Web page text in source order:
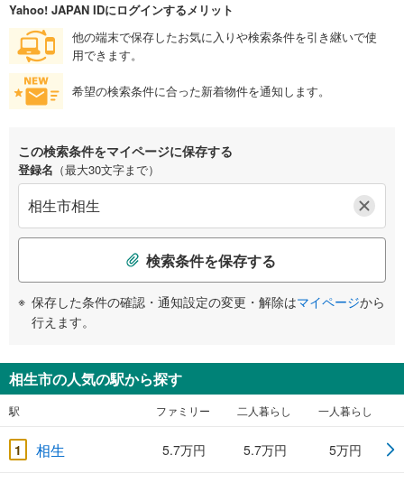
Yahoo! JAPAN IDにログインするメリット
他の端末で保存したお気に入りや検索条件を引き継いで使
用できます。
希望の検索条件に合った新着物件を通知します。
この検索条件をマイページに保存する
登録名 （最大30文字まで）
検索条件を保存する
保存した条件の確認・通知設定の変更・解除はマイページから
行えます。
相生市の人気の駅から探す
駅 ファミリー 二人暮らし 一人暮らし
1 相生 5.7万円 5.7万円 5万円